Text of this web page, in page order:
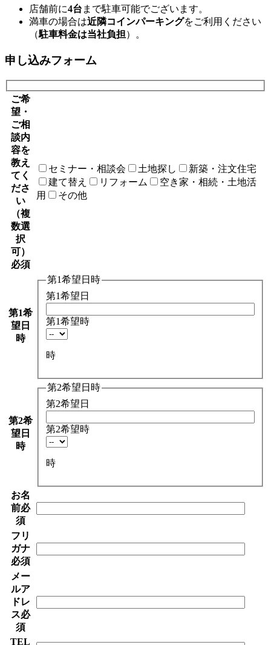
店舗前に4台 まで駐車可能でございます。
満車の場合は近隣コインパーキングをご利用ください
（駐車料金は当社負担）。
申し込みフォーム
ご希
望・
ご相
談内
容を
教え
てく
ださ
い
（複
数選
択
可）
必須
セミナー・相談会 土地探し
新築・注文住宅
建て替え
リフォーム
空き家・相続・土地活
用
その他
第1希
望日
時
第1希望日時
第1希望日
第1希望時
時
第2希
望日
時
第2希望日時
第2希望日
第2希望時
時
お名
前必
須
フリ
ガナ
必須
メー
ルア
ドレ
ス必
須
TEL